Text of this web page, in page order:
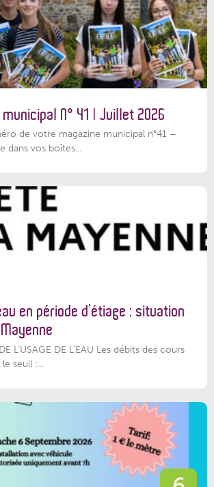
N° 41 | Juillet 2026
de votre magazine municipal n°41 –
dans vos boîtes...
en période d’étiage : situation
L’USAGE DE L’EAU Les débits des cours
seuil :...